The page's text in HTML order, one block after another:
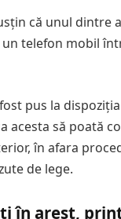
că unul dintre
telefon mobil
pus la
acesta să poată
în afara
de lege.
în arest,